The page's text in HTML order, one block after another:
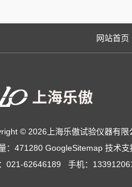
网站首页
© 2026上海乐傲试验仪器有
：471280 GoogleSitemap 技术支
021-62646189 手机：